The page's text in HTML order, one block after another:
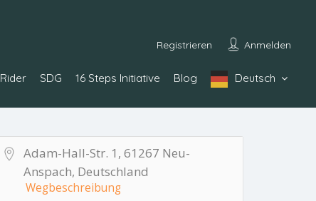
Registrieren Anmelden
Rider SDG 16 Steps Initiative Blog Deutsch
Adam-Hall-Str. 1, 61267 Neu-
Anspach, Deutschland
Wegbeschreibung